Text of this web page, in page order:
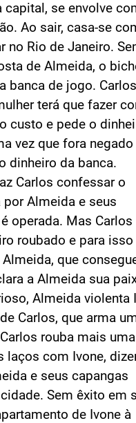
capital, se envolve
Ao sair, casa-se
no Rio de Janeiro.
de Almeida, o
banca de jogo.
terá que fazer
custo e pede o
vez que fora
dinheiro da banca.
Carlos confessar o
Almeida e seus
operada. Mas Carlos
roubado e para isso
que
a Almeida sua
Almeida violenta
Carlos, que arma
rouba mais
laços com Ivone,
e seus capangas
Sem êxito em
de Ivone à